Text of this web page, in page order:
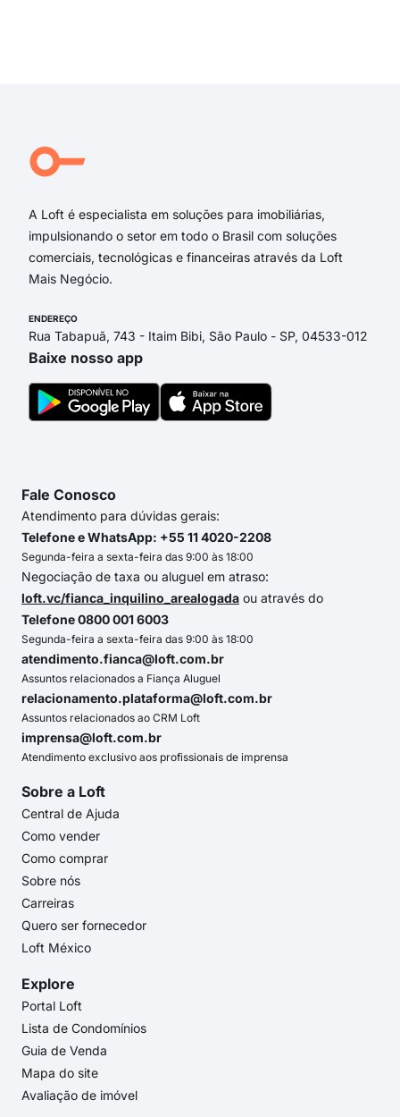
A Loft é especialista em soluções para imobiliárias,
impulsionando o setor em todo o Brasil com soluções
comerciais, tecnológicas e financeiras através da Loft
Mais Negócio.
ENDEREÇO
Rua Tabapuã, 743 - Itaim Bibi, São Paulo - SP, 04533-012
Baixe nosso app
Fale Conosco
Atendimento para dúvidas gerais:
Telefone e WhatsApp: +55 11 4020-2208
Segunda-feira a sexta-feira das 9:00 às 18:00
Negociação de taxa ou aluguel em atraso:
loft.vc/fianca_inquilino_arealogada ou através do
Telefone 0800 001 6003
Segunda-feira a sexta-feira das 9:00 às 18:00
atendimento.fianca@loft.com.br
Assuntos relacionados a Fiança Aluguel
relacionamento.plataforma@loft.com.br
Assuntos relacionados ao CRM Loft
imprensa@loft.com.br
Atendimento exclusivo aos profissionais de imprensa
Sobre a Loft
Central de Ajuda
Como vender
Como comprar
Sobre nós
Carreiras
Quero ser fornecedor
Loft México
Explore
Portal Loft
Lista de Condomínios
Guia de Venda
Mapa do site
Avaliação de imóvel